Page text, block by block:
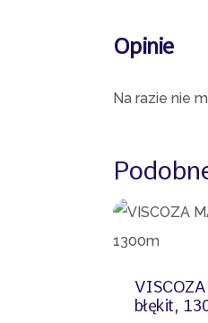
Opinie
Na razie nie
błękit,